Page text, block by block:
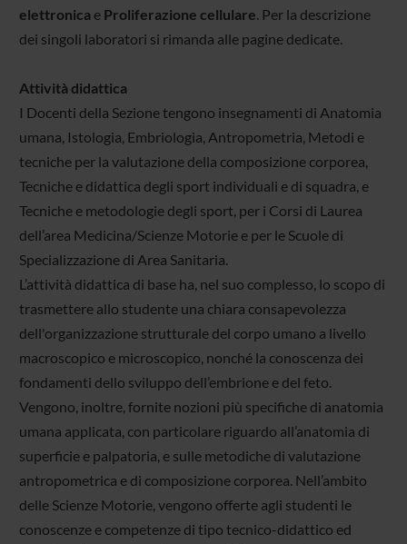
elettronicae Proliferazione cellulare. Per la descrizione
dei singoli laboratori si rimanda alle pagine dedicate.
Attività didattica
I Docenti della Sezione tengono insegnamenti di Anatomia
umana, Istologia, Embriologia, Antropometria, Metodi e
tecniche per la valutazione della composizione corporea,
Tecniche e didattica degli sport individuali e di squadra, e
Tecniche e metodologie degli sport, per i Corsi di Laurea
dell’area Medicina/Scienze Motorie e per le Scuole di
Specializzazione di Area Sanitaria.
L’attività didattica di base ha, nel suo complesso, lo scopo di
trasmettere allo studente una chiara consapevolezza
dell'organizzazione strutturale del corpo umano a livello
macroscopico e microscopico, nonché la conoscenza dei
fondamenti dello sviluppo dell’embrione e del feto.
Vengono, inoltre, fornite nozioni più specifiche di anatomia
umana applicata, con particolare riguardo all’anatomia di
superficie e palpatoria, e sulle metodiche di valutazione
antropometrica e di composizione corporea. Nell’ambito
delle Scienze Motorie, vengono offerte agli studenti le
conoscenze e competenze di tipo tecnico-didattico ed